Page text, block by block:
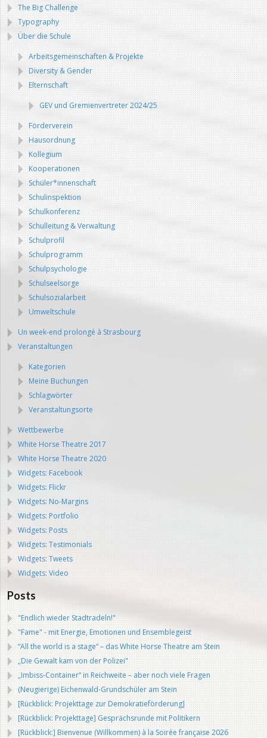
The Big Challenge
Typography
Über die Schule
Arbeitsgemeinschaften & Projekte
Diversity & Gender
Elternschaft
GEV und Gremienvertreter 2024/25
Förderverein
Hausordnung
Kollegium
Kooperationen
Schüler*innenschaft
Schulinspektion
Schulkonferenz
Schulleitung & Verwaltung
Schulprofil
Schulprogramm
Schulpsychologie
Schulseelsorge
Schulsozialarbeit
Umweltschule
Un week-end prolongé à Strasbourg
Veranstaltungen
Kategorien
Meine Buchungen
Schlagwörter
Veranstaltungsorte
Wettbewerbe
White Horse Theatre 2017
White Horse Theatre 2020
Widgets: Facebook
Widgets: Flickr
Widgets: No-Margins
Widgets: Portfolio
Widgets: Posts
Widgets: Testimonials
Widgets: Tweets
Widgets: Video
Posts
"Endlich wieder Stadtradeln!"
"Fame" - mit Energie, Emotionen und Ensemblegeist
“All the world is a stage“ – das White Horse Theatre am Stein
„Die Gewalt kam von der Polizei"
„Imbiss-Container“ in Reichweite – aber noch viele Fragen
(Neugierige) Eichenwald-Grundschüler am Stein
[Rückblick: Projekttage zur Demokratieförderung]
[Rückblick: Projekttage] Gesprächsrunde mit Politikern
[Rückblick:] Bienvenue (Willkommen) à la Soirée française 2026